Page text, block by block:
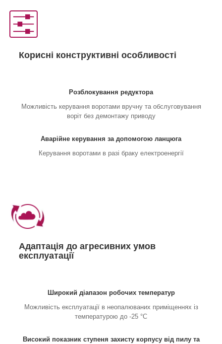
Корисні конструктивні особливості
Розблокування редуктора
Можливість керування воротами вручну та обслуговування
воріт без демонтажу приводу
Аварійне керування за допомогою ланцюга
Керування воротами в разі браку електроенергії
Адаптація до агресивних умов
експлуатації
Широкий діапазон робочих температур
Можливість експлуатації в неопалюваних приміщеннях із
температурою до -25 °C
Високий показник ступеня захисту корпусу від пилу та